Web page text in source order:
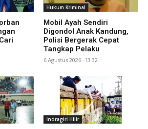
Hukum Kriminal
Mobil Ayah Sendiri
Digondol Anak Kandung,
Polisi Bergerak Cepat
Tangkap Pelaku
6 Agustus 2026 -13:32
Indragiri Hilir